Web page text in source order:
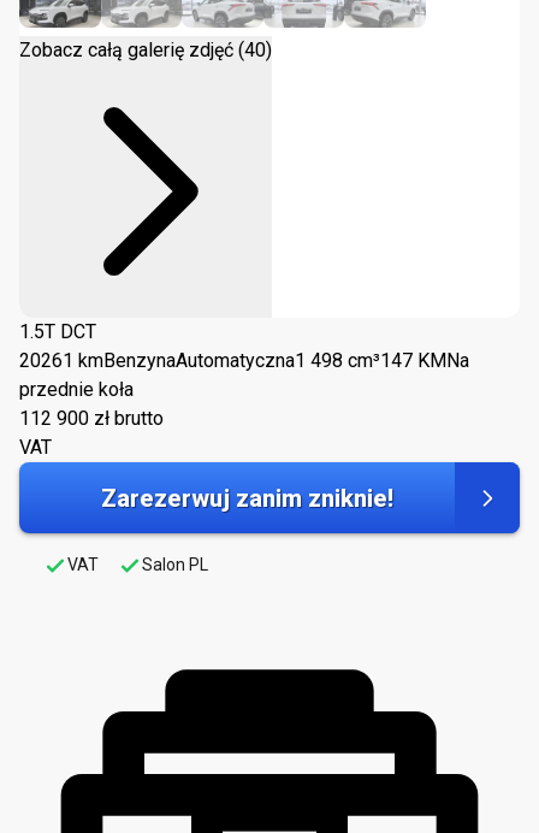
Zobacz całą galerię zdjęć (40)
1.5T DCT
20261 kmBenzynaAutomatyczna1 498 cm³147 KM Na
przednie koła
112 900 zł brutto
VAT
Zarezerwuj zanim zniknie!
VAT Salon PL